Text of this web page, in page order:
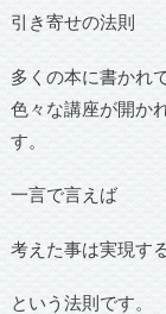
引き寄せの法則
多くの本に書かれ
色々な講座が開か
す。
一言で言えば
考えた事は実現す
という法則です。